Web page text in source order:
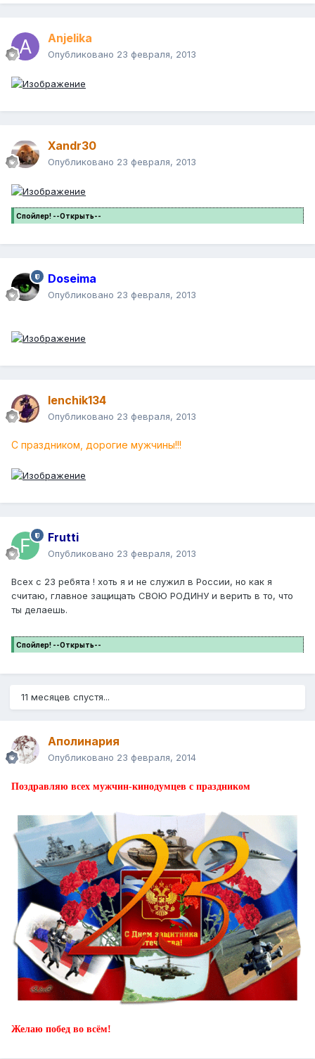
Anjelika
Опубликовано 23 февраля, 2013
Xandr30
Опубликовано 23 февраля, 2013
Спойлер! --Открыть--
Doseima
Опубликовано 23 февраля, 2013
lenchik134
Опубликовано 23 февраля, 2013
С праздником, дорогие мужчины!!!
Frutti
Опубликовано 23 февраля, 2013
Всех с 23 ребята ! хоть я и не служил в России, но как я
считаю, главное защищать СВОЮ РОДИНУ и верить в то, что
ты делаешь.
Спойлер! --Открыть--
11 месяцев спустя...
Аполинария
Опубликовано 23 февраля, 2014
Поздравляю всех мужчин-кинодумцев с праздником
Желаю побед во всём!